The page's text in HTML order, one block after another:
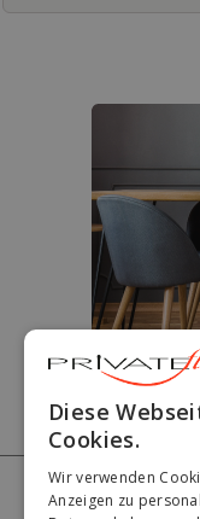
Diese
Cookies.
Wir verwenden
Anzeigen zu